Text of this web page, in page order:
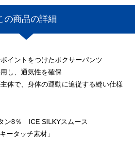
の商品の詳細
イントをつけたボクサーパンツ
し、通気性を確保
体で、身体の運動に追従する縫い仕様
ン8％ ICE SILKYスムース
ータッチ素材」